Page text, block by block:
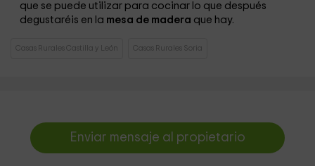
que se puede utilizar para cocinar lo que después
degustaréis en la mesa de madera que hay.
Casas Rurales Castilla y León Casas Rurales Soria
Enviar mensaje al propietario